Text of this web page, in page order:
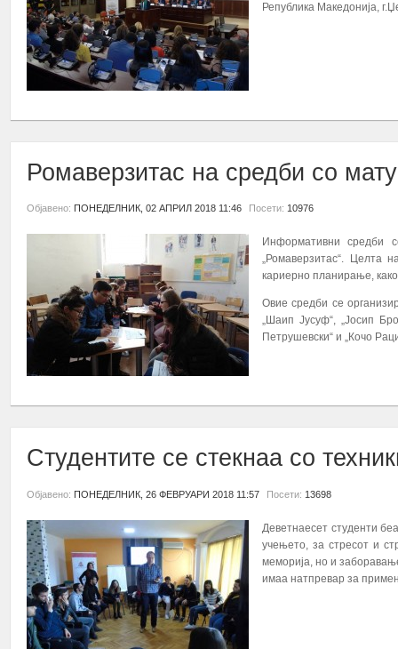
Република Македонија,
Ромаверзитас на средби со
Објавено: ПОНЕДЕЛНИК, 02 АПРИЛ 2018 11:46 Посети: 10976
Информативни средби
„Ромаверзитас“. Целта
кариерно планирање,
Овие средби се
„Шаип Јусуф“, „Јосип
Петрушевски“ и „Кочо
Студентите се стекнаа со
Објавено: ПОНЕДЕЛНИК, 26 ФЕВРУАРИ 2018 11:57 Посети: 13698
Деветнаесет студенти
учењето, за стресот и
меморија, но и
имаа натпревар за